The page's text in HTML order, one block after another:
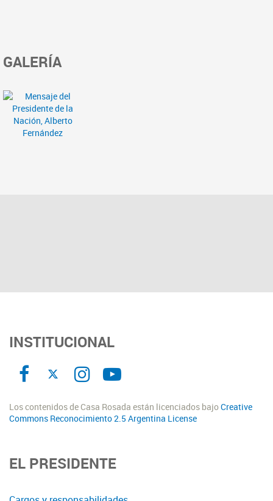
GALERÍA
INSTITUCIONAL
Los contenidos de Casa Rosada están licenciados bajoCreative
Commons Reconocimiento 2.5 Argentina License
EL PRESIDENTE